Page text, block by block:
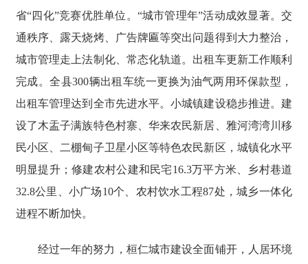
省“四化”竞赛优胜单位。“城市管理年”活动成效显著。交
通秩序、露天烧烤、广告牌匾等突出问题得到大力整治，
城市管理走上法制化、常态化轨道。出租车更新工作顺利
完成。全县300辆出租车统一更换为油气两用环保款型，
出租车管理达到全市先进水平。小城镇建设稳步推进。建
设了木盂子满族特色村寨、华来农民新居、雅河湾湾川移
民小区、二棚甸子卫星小区等特色农民新区，城镇化水平
明显提升；修建农村公建和民宅16.3万平方米、乡村巷道
32.8公里、小广场10个、农村饮水工程87处，城乡一体化
进程不断加快。
经过一年的努力，桓仁城市建设全面铺开，人居环境